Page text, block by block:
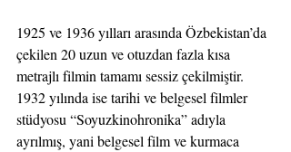
1925 ve 1936 yılları arasında Özbekistan’da
çekilen 20 uzun ve otuzdan fazla kısa
metrajlı filmin tamamı sessiz çekilmiştir.
1932 yılında ise tarihi ve belgesel filmler
stüdyosu “Soyuzkinohronika” adıyla
ayrılmış, yani belgesel film ve kurmaca